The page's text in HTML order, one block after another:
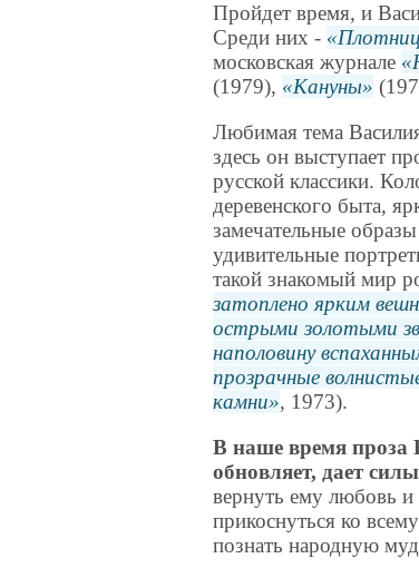
Пройдет время, и
Среди них -
московская журнале
(1979),
Кануны
Любимая тема
здесь он выступает
русской классики.
деревенского быта,
замечательные
удивительные
такой знакомый мир
затоплено ярким
острыми золотыми
наполовину
прозрачные
камни , 1973).
В наше время проза
обновляет, дает
вернуть ему любовь
прикоснуться ко
познать народную